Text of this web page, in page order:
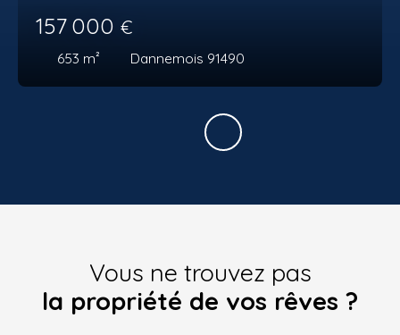
157 000 €
653 m² Dannemois 91490
Vous ne trouvez pas
la propriété de vos rêves ?